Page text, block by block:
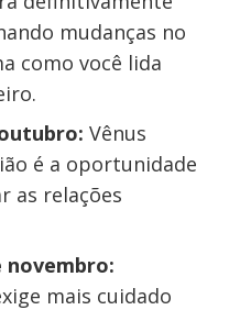
mudanças no
como você lida
Vênus
é a oportunidade
as relações
novembro:
mais cuidado